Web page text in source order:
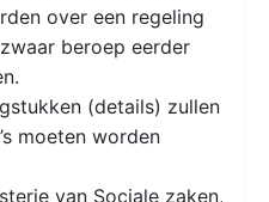
over een regeling
beroep eerder
(details) zullen
moeten worden
van Sociale zaken,